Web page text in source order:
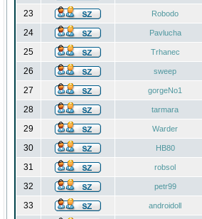
23 Robodo
24 Pavlucha
25 Trhanec
26 sweep
27 gorgeNo1
28 tarmara
29 Warder
30 HB80
31 robsol
32 petr99
33 androidoll